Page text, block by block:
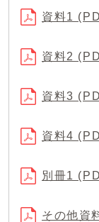
資料1
資料2
資料3
資料4
別冊1
その他資